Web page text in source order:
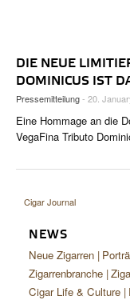
ZIGARRENBRANCHE
DIE NEUE
DOMINICUS IST
Pressemitteilung- 20.
Eine Hommage an die
VegaFina Tributo
Cigar Journal
NEWS
Neue Zigarren
Zigarrenbranche
Cigar Life & Culture